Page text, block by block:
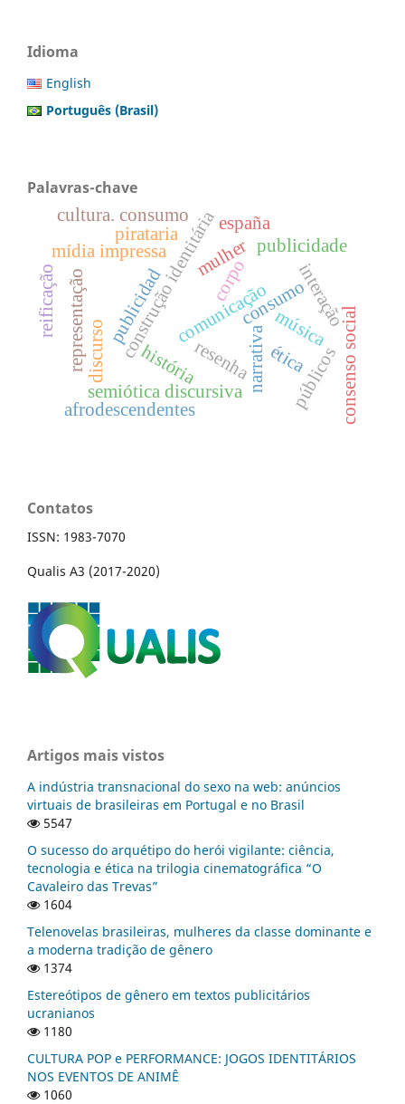
Idioma
English
Português (Brasil)
Palavras-chave
comunicaçãoconsumo
história narrativa
corpo
construção identitária
semiótica discursiva
interação
mídia impressa
discurso
publicidade
representação ética
mulher
cultura. consumo
publicidad
españa
música
públicos
afrodescendentes
reificação
pirataria
consenso social
resenha
Contatos
ISSN: 1983-7070
Qualis A3 (2017-2020)
Artigos mais vistos
A indústria transnacional do sexo na web: anúncios
virtuais de brasileiras em Portugal e no Brasil
5547
O sucesso do arquétipo do herói vigilante: ciência,
tecnologia e ética na trilogia cinematográfica “O
Cavaleiro das Trevas”
1604
Telenovelas brasileiras, mulheres da classe dominante e
a moderna tradição de gênero
1374
Estereótipos de gênero em textos publicitários
ucranianos
1180
CULTURA POP e PERFORMANCE: JOGOS IDENTITÁRIOS
NOS EVENTOS DE ANIMÊ
1060